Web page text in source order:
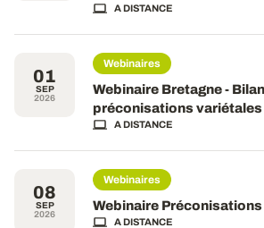
A DISTANCE
01
SEP
2026
Webinaires
Webinaire Bretagne -
préconisations variétales
A DISTANCE
08
SEP
2026
Webinaires
Webinaire
A DISTANCE